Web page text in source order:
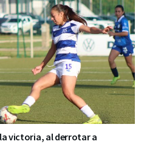
victoria, al derrotar a